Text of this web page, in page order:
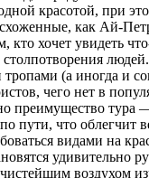
красотой, при
как Ай-
кто хочет увидеть
(а иногда и
чего нет в
преимущество тура
пути, что облегчит
видами на
удивительно
воздухом